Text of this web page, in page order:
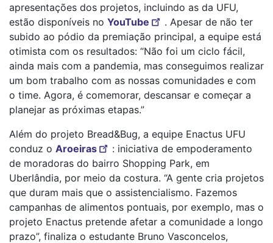
apresentações dos projetos, incluindo as da UFU,
estão disponíveis no YouTube
. Apesar de não ter
subido ao pódio da premiação principal, a equipe está
otimista com os resultados: “Não foi um ciclo fácil,
ainda mais com a pandemia, mas conseguimos realizar
um bom trabalho com as nossas comunidades e com
o time. Agora, é comemorar, descansar e começar a
planejar as próximas etapas.”
Além do projeto Bread&Bug, a equipe Enactus UFU
conduz o Aroeiras
: iniciativa de empoderamento
de moradoras do bairro Shopping Park, em
Uberlândia, por meio da costura. “A gente cria projetos
que duram mais que o assistencialismo. Fazemos
campanhas de alimentos pontuais, por exemplo, mas o
projeto Enactus pretende afetar a comunidade a longo
prazo”, finaliza o estudante Bruno Vasconcelos,